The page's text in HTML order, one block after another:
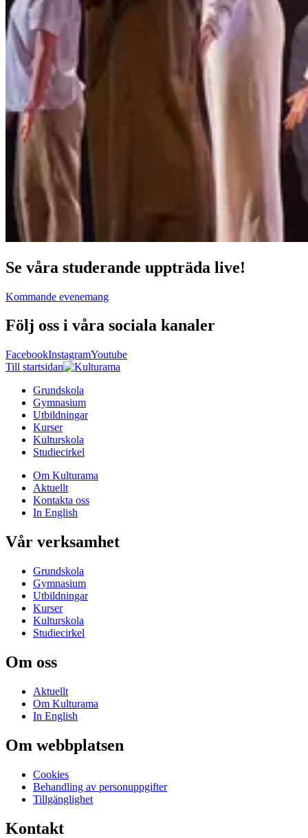
Se våra studerande uppträda live!
Kommande evenemang
Följ oss i våra sociala kanaler
FacebookInstagramYoutube
Till startsidan
Grundskola
Gymnasium
Utbildningar
Kurser
Kulturskola
Studiecirkel
Om Kulturama
Aktuellt
Kontakta oss
In English
Vår verksamhet
Grundskola
Gymnasium
Utbildningar
Kurser
Kulturskola
Studiecirkel
Om oss
Aktuellt
Om Kulturama
In English
Om webbplatsen
Cookies
Behandling av personuppgifter
Tillgänglighet
Kontakt